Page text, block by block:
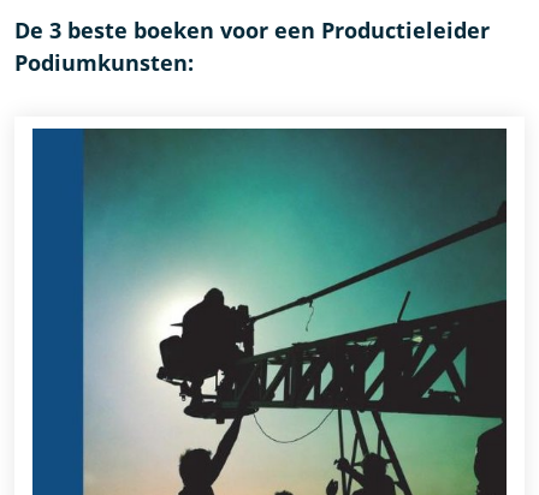
De 3 beste boeken voor een Productieleider
Podiumkunsten: